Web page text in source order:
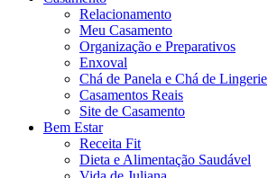
Relacionamento
Meu Casamento
Organização e Preparativos
Enxoval
Chá de Panela e Chá de Lingerie
Casamentos Reais
Site de Casamento
Bem Estar
Receita Fit
Dieta e Alimentação Saudável